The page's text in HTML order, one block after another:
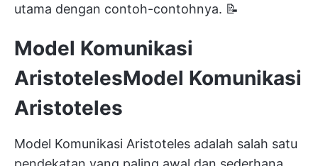
utama dengan contoh-contohnya. 📝
Model Komunikasi
AristotelesModel Komunikasi
Aristoteles
Model Komunikasi Aristoteles adalah salah satu